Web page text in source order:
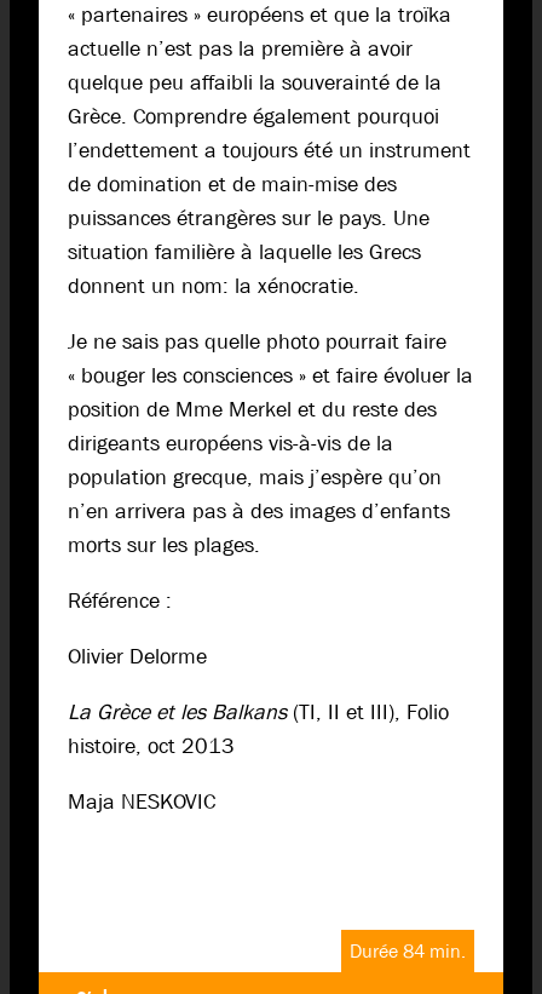
« partenaires » européens et que la troïka
actuelle n’est pas la première à avoir
quelque peu affaibli la souverainté de la
Grèce. Comprendre également pourquoi
l’endettement a toujours été un instrument
de domination et de main-mise des
puissances étrangères sur le pays. Une
situation familière à laquelle les Grecs
donnent un nom: la xénocratie.
Je ne sais pas quelle photo pourrait faire
« bouger les consciences » et faire évoluer la
position de Mme Merkel et du reste des
dirigeants européens vis-à-vis de la
population grecque, mais j’espère qu’on
n’en arrivera pas à des images d’enfants
morts sur les plages.
Référence :
Olivier Delorme
La Grèce et les Balkans(TI, II et III), Folio
histoire, oct 2013
Maja NESKOVIC
Durée 84 min.